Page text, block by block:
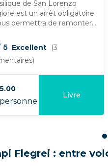
de San Lorenzo
est un arrêt obligatoire
permettra de remonter...
5 Excellent
(3
Livre
Flegrei : entre